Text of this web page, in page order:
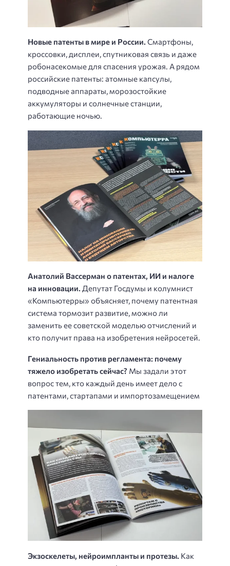
Новые патенты в мире и России. Смартфоны,
кроссовки, дисплеи, спутниковая связь и даже
робонасекомые для спасения урожая. А рядом
российские патенты: атомные капсулы,
подводные аппараты, морозостойкие
аккумуляторы и солнечные станции,
работающие ночью.
Анатолий Вассерман о патентах, ИИ и налоге
на инновации. Депутат Госдумы и колумнист
«Компьютерры» объясняет, почему патентная
система тормозит развитие, можно ли
заменить ее советской моделью отчислений и
кто получит права на изобретения нейросетей.
Гениальность против регламента: почему
тяжело изобретать сейчас? Мы задали этот
вопрос тем, кто каждый день имеет дело с
патентами, стартапами и импортозамещением
Экзоскелеты, нейроимпланты и протезы. Как